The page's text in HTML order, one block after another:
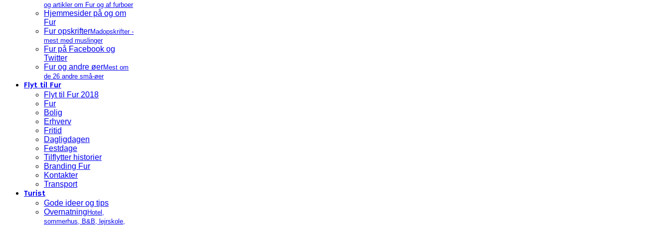
og artikler om Fur og af furboer
Hjemmesider på og om
Fur
Fur opskrifterMadopskrifter -
mest med muslinger
Fur på Facebook og
Twitter
Fur og andre øerMest om
de 26 andre små-øer
Flyt til Fur
Flyt til Fur 2018
Fur
Bolig
Erhverv
Fritid
Dagligdagen
Festdage
Tilflytter historier
Branding Fur
Kontakter
Transport
Turist
Gode ideer og tips
Overnatning Hotel,
sommerhus, B&B, lejrskole,